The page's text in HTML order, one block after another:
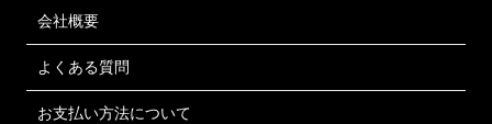
会社概要
よくある質問
お支払い方法について